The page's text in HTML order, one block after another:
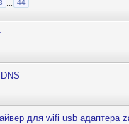
44
для wifi usb адаптера